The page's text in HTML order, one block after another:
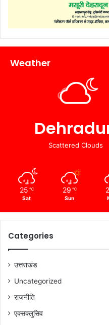
Weather
Scattered Clouds
25 ℃
Sat
29 ℃
Sun
Categories
उत्तराखंड
Uncategorized
राजनीति
एक्सक्लुसिव